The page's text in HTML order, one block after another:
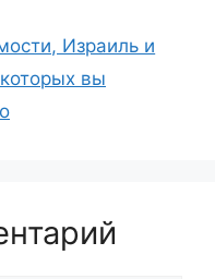
Израиль и
вы